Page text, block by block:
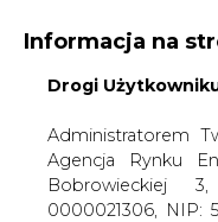
WYDAWCA
WYSOKI KONTRAST
Informacja na
Drogi
Administratorem
Agencja Rynku
Bobrowieckiej
0000021306, NIP: